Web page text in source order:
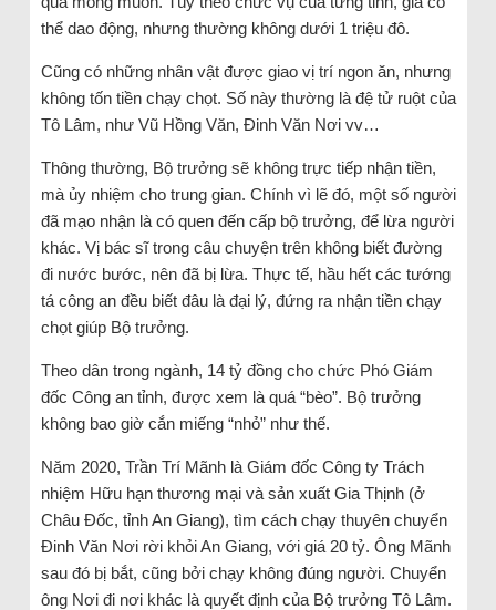
thể dao động, nhưng thường không dưới 1 triệu đô.
Cũng có những nhân vật được giao vị trí ngon ăn, nhưng
không tốn tiền chạy chọt. Số này thường là đệ tử ruột của
Tô Lâm, như Vũ Hồng Văn, Đinh Văn Nơi vv…
Thông thường, Bộ trưởng sẽ không trực tiếp nhận tiền,
mà ủy nhiệm cho trung gian. Chính vì lẽ đó, một số người
đã mạo nhận là có quen đến cấp bộ trưởng, để lừa người
khác. Vị bác sĩ trong câu chuyện trên không biết đường
đi nước bước, nên đã bị lừa. Thực tế, hầu hết các tướng
tá công an đều biết đâu là đại lý, đứng ra nhận tiền chạy
chọt giúp Bộ trưởng.
Theo dân trong ngành, 14 tỷ đồng cho chức Phó Giám
đốc Công an tỉnh, được xem là quá “bèo”. Bộ trưởng
không bao giờ cắn miếng “nhỏ” như thế.
Năm 2020, Trần Trí Mãnh là Giám đốc Công ty Trách
nhiệm Hữu hạn thương mại và sản xuất Gia Thịnh (ở
Châu Đốc, tỉnh An Giang), tìm cách chạy thuyên chuyển
Đinh Văn Nơi rời khỏi An Giang, với giá 20 tỷ. Ông Mãnh
sau đó bị bắt, cũng bởi chạy không đúng người. Chuyển
ông Nơi đi nơi khác là quyết định của Bộ trưởng Tô Lâm.